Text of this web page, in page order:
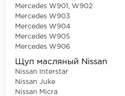
Mercedes W901, W902
Mercedes W903
Mercedes W904
Mercedes W905
Mercedes W906
Щуп масляный Nissan
Nissan Interstar
Nissan Juke
Nissan Micra